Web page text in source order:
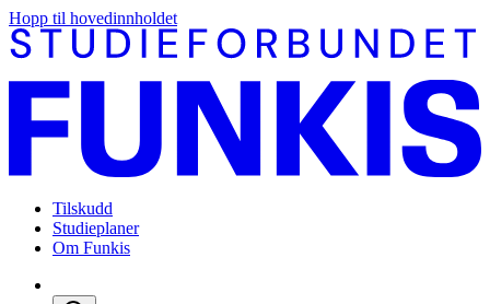
Hopp til hovedinnholdet
Tilskudd
Studieplaner
Om Funkis